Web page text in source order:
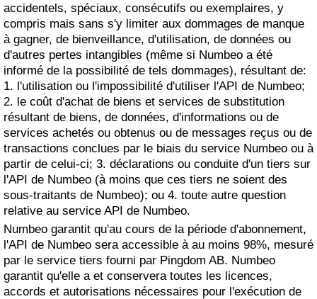
accidentels, spéciaux, consécutifs ou exemplaires, y
compris mais sans s'y limiter aux dommages de manque
à gagner, de bienveillance, d'utilisation, de données ou
d'autres pertes intangibles (même si Numbeo a été
informé de la possibilité de tels dommages), résultant de:
1. l'utilisation ou l'impossibilité d'utiliser l'API de Numbeo;
2. le coût d'achat de biens et services de substitution
résultant de biens, de données, d'informations ou de
services achetés ou obtenus ou de messages reçus ou de
transactions conclues par le biais du service Numbeo ou à
partir de celui-ci; 3. déclarations ou conduite d'un tiers sur
l'API de Numbeo (à moins que ces tiers ne soient des
sous-traitants de Numbeo); ou 4. toute autre question
relative au service API de Numbeo.
Numbeo garantit qu'au cours de la période d'abonnement,
l'API de Numbeo sera accessible à au moins 98%, mesuré
par le service tiers fourni par Pingdom AB. Numbeo
garantit qu'elle a et conservera toutes les licences,
accords et autorisations nécessaires pour l'exécution de